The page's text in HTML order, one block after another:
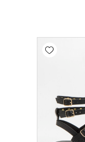
Add wishlist